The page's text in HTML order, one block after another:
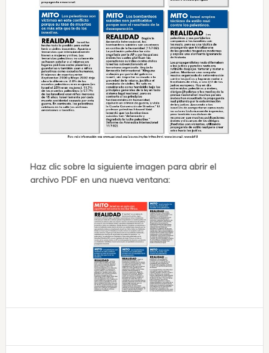
Haz clic sobre la siguiente imagen para abrir el
archivo PDF en una nueva ventana: